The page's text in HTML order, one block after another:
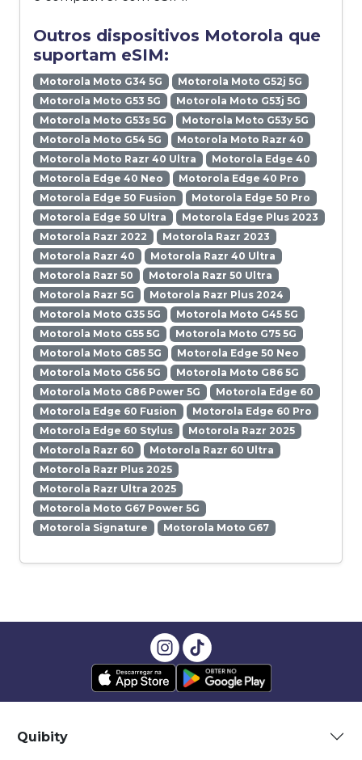
Outros dispositivos Motorola que
suportam eSIM:
Motorola Moto G34 5G
Motorola Moto G52j 5G
Motorola Moto G53 5G
Motorola Moto G53j 5G
Motorola Moto G53s 5G
Motorola Moto G53y 5G
Motorola Moto G54 5G
Motorola Moto Razr 40
Motorola Moto Razr 40 Ultra
Motorola Edge 40
Motorola Edge 40 Neo
Motorola Edge 40 Pro
Motorola Edge 50 Fusion
Motorola Edge 50 Pro
Motorola Edge 50 Ultra
Motorola Edge Plus 2023
Motorola Razr 2022
Motorola Razr 2023
Motorola Razr 40
Motorola Razr 40 Ultra
Motorola Razr 50
Motorola Razr 50 Ultra
Motorola Razr 5G
Motorola Razr Plus 2024
Motorola Moto G35 5G
Motorola Moto G45 5G
Motorola Moto G55 5G
Motorola Moto G75 5G
Motorola Moto G85 5G
Motorola Edge 50 Neo
Motorola Moto G56 5G
Motorola Moto G86 5G
Motorola Moto G86 Power 5G
Motorola Edge 60
Motorola Edge 60 Fusion
Motorola Edge 60 Pro
Motorola Edge 60 Stylus
Motorola Razr 2025
Motorola Razr 60
Motorola Razr 60 Ultra
Motorola Razr Plus 2025
Motorola Razr Ultra 2025
Motorola Moto G67 Power 5G
Motorola Signature
Motorola Moto G67
Quibity